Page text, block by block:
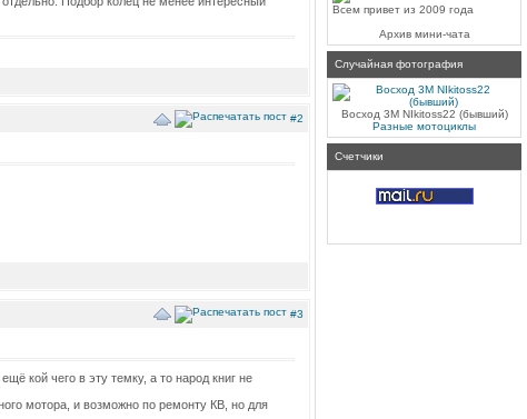
#2
#3
кой чего в эту темку, а то народ книг не
мотора, и возможно по ремонту КВ, но для
Всем привет из 2009 года
Архив мини-чата
Случайная фотография
Восход 3М NIkitoss22 (бывший)
Разные мотоциклы
Счетчики